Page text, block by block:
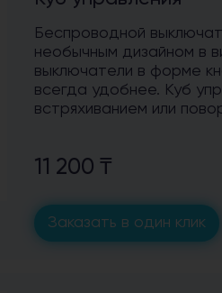
Беспроводной
необычным дизайном в
выключатели в форме
всегда удобнее. Куб
встряхиванием или
11 200 ₸
Заказать в один клик